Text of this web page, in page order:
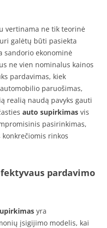
vertinama ne tik teorinė
galėtų būti pasiekta
sandorio ekonominė
ne vien nominalus kainos
pardavimas, kiek
paruošimas,
realią naudą pavyks gauti
auto supirkimas vis
pasirinkimas,
rinkos
pardavimo
yra
įsigijimo modelis, kai